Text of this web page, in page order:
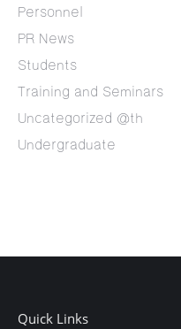
Personnel
PR News
Students
Training and Seminars
Uncategorized @th
Undergraduate
Quick Links